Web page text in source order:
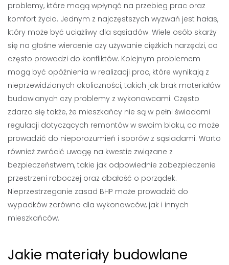
problemy, które mogą wpłynąć na przebieg prac oraz
komfort życia. Jednym z najczęstszych wyzwań jest hałas,
który może być uciążliwy dla sąsiadów. Wiele osób skarży
się na głośne wiercenie czy używanie ciężkich narzędzi, co
często prowadzi do konfliktów. Kolejnym problemem
mogą być opóźnienia w realizacji prac, które wynikają z
nieprzewidzianych okoliczności, takich jak brak materiałów
budowlanych czy problemy z wykonawcami. Często
zdarza się także, że mieszkańcy nie są w pełni świadomi
regulacji dotyczących remontów w swoim bloku, co może
prowadzić do nieporozumień i sporów z sąsiadami. Warto
również zwrócić uwagę na kwestie związane z
bezpieczeństwem, takie jak odpowiednie zabezpieczenie
przestrzeni roboczej oraz dbałość o porządek.
Nieprzestrzeganie zasad BHP może prowadzić do
wypadków zarówno dla wykonawców, jak i innych
mieszkańców.
Jakie materiały budowlane